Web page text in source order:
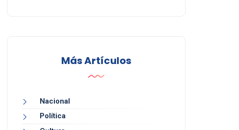
Más Artículos
Nacional
Política